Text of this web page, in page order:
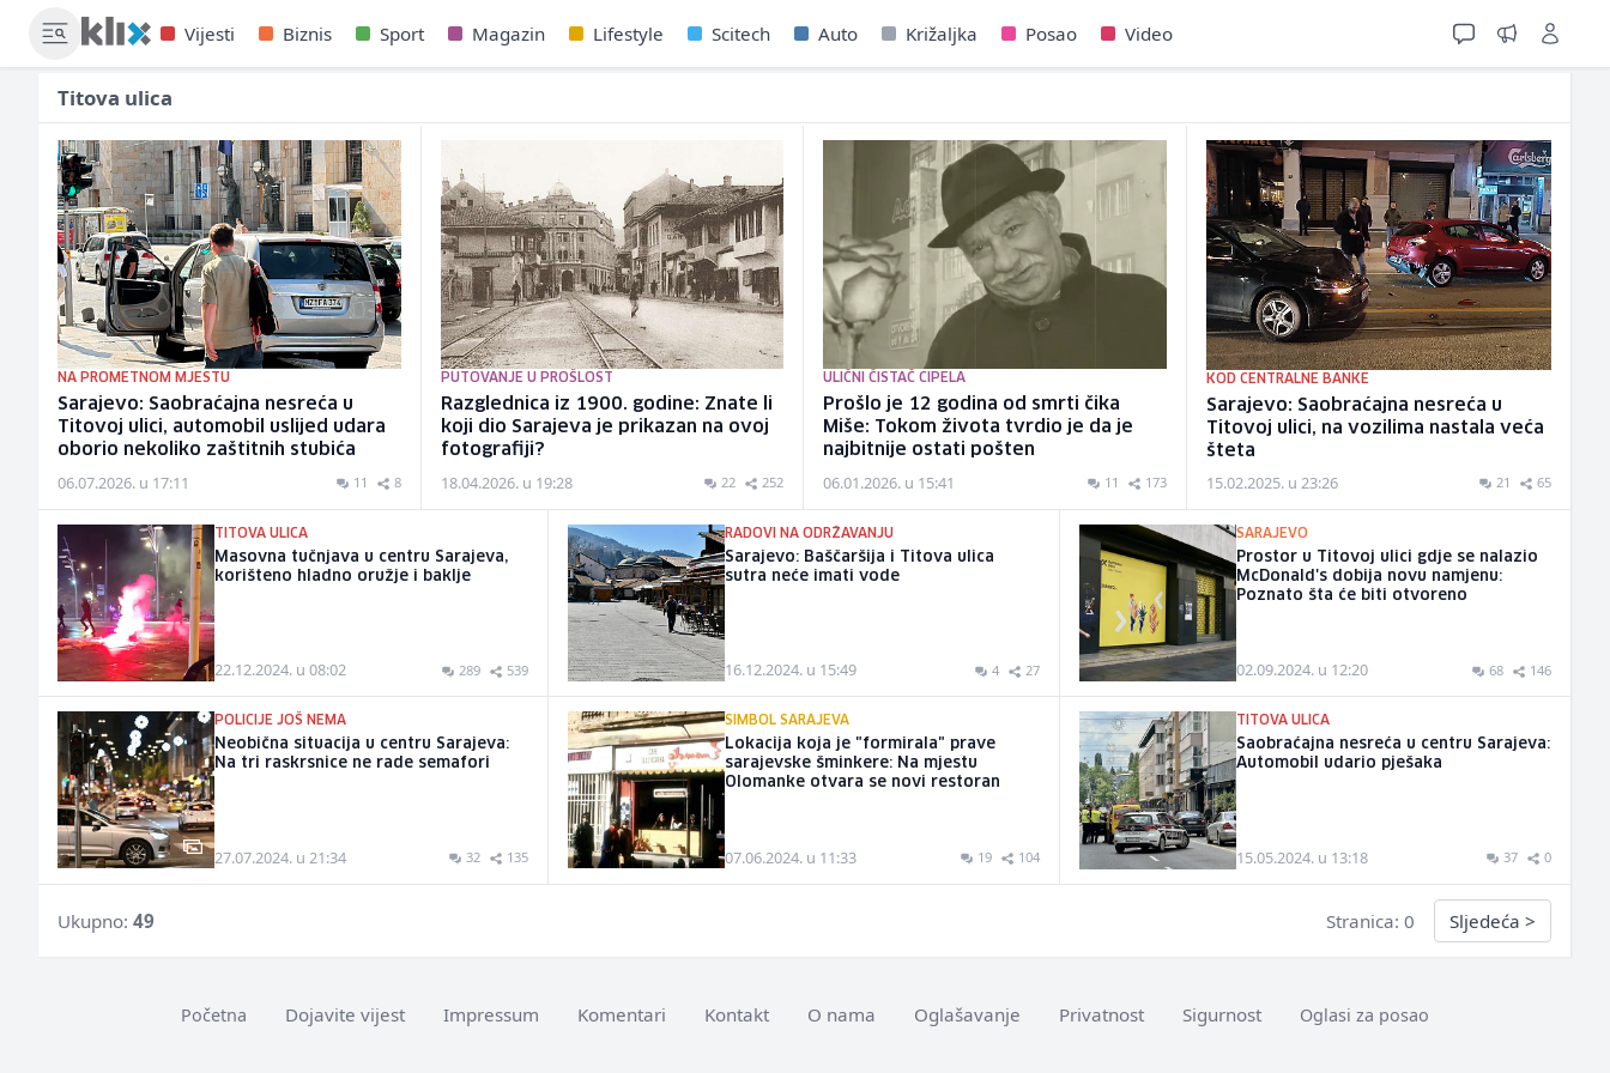
Vijesti Biznis Sport Magazin Lifestyle Scitech Auto Križaljka Posao Video
Titova ulica
NA PROMETNOM MJESTU
Sarajevo: Saobraćajna nesreća u
Titovoj ulici, automobil uslijed udara
oborio nekoliko zaštitnih stubića
06.07.2026. u 17:11 11 8
PUTOVANJE U PROŠLOST
Razglednica iz 1900. godine: Znate li
koji dio Sarajeva je prikazan na ovoj
fotografiji?
18.04.2026. u 19:28 22 252
ULIČNI ČISTAČ CIPELA
Prošlo je 12 godina od smrti čika
Miše: Tokom života tvrdio je da je
najbitnije ostati pošten
06.01.2026. u 15:41 11 173
KOD CENTRALNE BANKE
Sarajevo: Saobraćajna nesreća u
Titovoj ulici, na vozilima nastala veća
šteta
15.02.2025. u 23:26 21 65
TITOVA ULICA
Masovna tučnjava u centru Sarajeva,
korišteno hladno oružje i baklje
22.12.2024. u 08:02 289 539
RADOVI NA ODRŽAVANJU
Sarajevo: Baščaršija i Titova ulica
sutra neće imati vode
16.12.2024. u 15:49 4 27
SARAJEVO
Prostor u Titovoj ulici gdje se nalazio
McDonald's dobija novu namjenu:
Poznato šta će biti otvoreno
02.09.2024. u 12:20 68 146
POLICIJE JOŠ NEMA
Neobična situacija u centru Sarajeva:
Na tri raskrsnice ne rade semafori
27.07.2024. u 21:34 32 135
SIMBOL SARAJEVA
Lokacija koja je "formirala" prave
sarajevske šminkere: Na mjestu
Olomanke otvara se novi restoran
07.06.2024. u 11:33 19 104
TITOVA ULICA
Saobraćajna nesreća u centru Sarajeva:
Automobil udario pješaka
15.05.2024. u 13:18 37 0
Ukupno: 49 Stranica: 0 Sljedeća >
Početna Dojavite vijest Impressum Komentari Kontakt O nama Oglašavanje Privatnost Sigurnost Oglasi za posao